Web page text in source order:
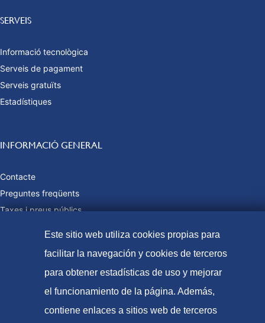
SERVEIS
Informació tecnològica
Serveis de pagament
Serveis gratuïts
Estadístiques
INFORMACIÓ GENERAL
Contacte
Preguntes freqüents
Taxes i preus públics
© Oficina Espanyola de Patents i Marques, 2021
Accessibilitat
Este sitio web utiliza cookies propias para
facilitar la navegación y cookies de terceros
para obtener estadísticas de uso y mejorar
el funcionamiento de la página. Además,
contiene enlaces a sitios web de terceros